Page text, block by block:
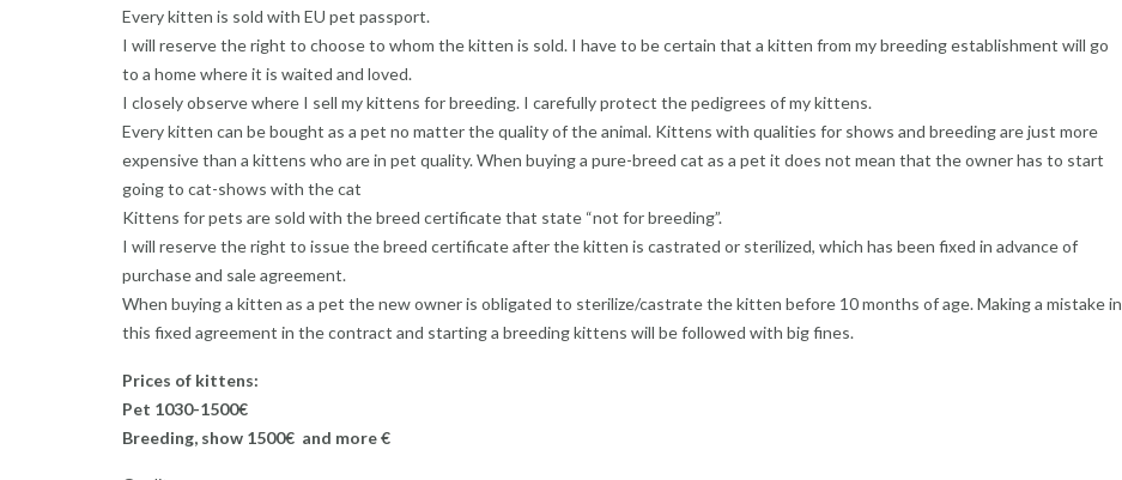
Every kitten is sold with EU pet passport.
I will reserve the right to choose to whom the kitten is sold. I have to be certain that a kitten from my breeding establishment will go
to a home where it is waited and loved.
I closely observe where I sell my kittens for breeding. I carefully protect the pedigrees of my kittens.
Every kitten can be bought as a pet no matter the quality of the animal. Kittens with qualities for shows and breeding are just more
expensive than a kittens who are in pet quality. When buying a pure-breed cat as a pet it does not mean that the owner has to start
going to cat-shows with the cat
Kittens for pets are sold with the breed certificate that state “not for breeding”.
I will reserve the right to issue the breed certificate after the kitten is castrated or sterilized, which has been fixed in advance of
purchase and sale agreement.
When buying a kitten as a pet the new owner is obligated to sterilize/castrate the kitten before 10 months of age. Making a mistake in
this fixed agreement in the contract and starting a breeding kittens will be followed with big fines.
Prices of kittens:
Pet 1030-1500€
Breeding, show 1500€ and more €